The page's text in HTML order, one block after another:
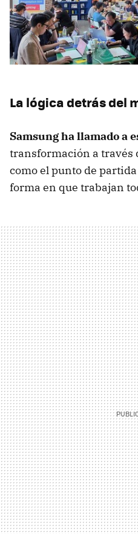
La lógica detrás del
Samsung ha llamado a
transformación a través
como el punto de
forma en que trabajan